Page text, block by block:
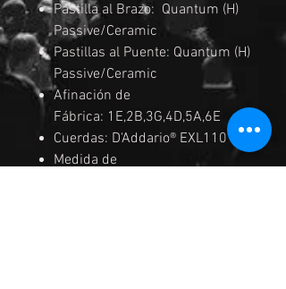
Pastilla al Brazo: Quantum (H)
Passive/Ceramic
Pastillas al Puente: Quantum (H)
Passive/Ceramic
Afinación de
Fábrica: 1E,2B,3G,4D,5A,6E
Cuerdas: D'Addario® EXL110
Medida de